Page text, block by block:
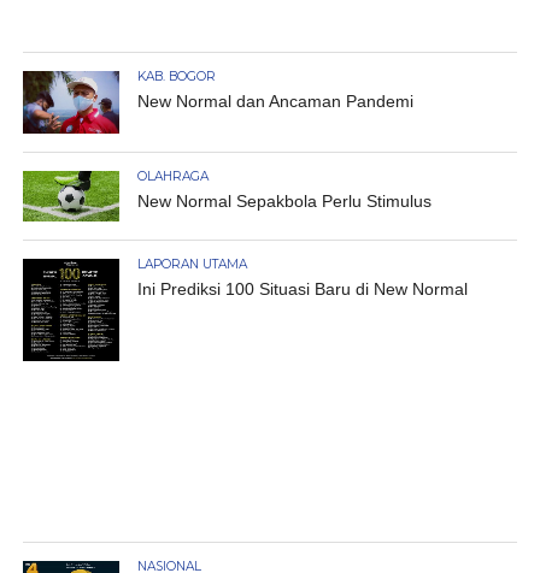
KAB. BOGOR
New Normal dan Ancaman Pandemi
OLAHRAGA
New Normal Sepakbola Perlu Stimulus
LAPORAN UTAMA
Ini Prediksi 100 Situasi Baru di New Normal
NASIONAL